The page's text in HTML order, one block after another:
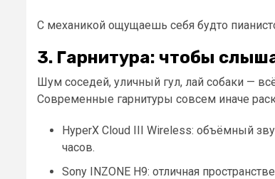
С механикой ощущаешь себя будто
3. Гарнитура: чтобы
Шум соседей, уличный гул, лай собаки —
Современные гарнитуры совсем иначе
HyperX Cloud III Wireless: объёмный
часов.
Sony INZONE H9: отличная